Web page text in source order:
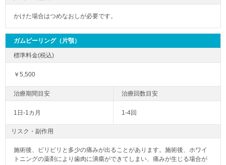
かけた場合はつめなおしが必要です。
ガムピーリング（片顎）
￥5,500
1日-1カ月 1-4回
リスク・副作用
施術後、ピリピリと多少の痛みが出ることがあります。施術後、ホワイ
トニングの薬剤により歯肉に潰瘍ができてしまい、痛みが生じる場合が